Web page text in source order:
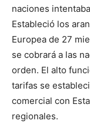
naciones
Estableció los
Europea de 27
se cobrará a las
orden. El alto
tarifas se
comercial con
regionales.